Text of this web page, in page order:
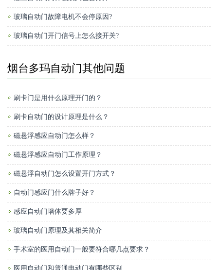
玻璃自动门故障电机不会停原因?
玻璃自动门开门信号上怎么接开关?
烟台多玛自动门其他问题
刷卡门是用什么原理开门的？
刷卡自动门的设计原理是什么？
磁悬浮感应自动门怎么样？
磁悬浮感应自动门工作原理？
磁悬浮自动门怎么设置开门方式？
自动门感应门什么牌子好？
感应自动门墙体要多厚
玻璃自动门原理及其相关简介
手术室的医用自动门一般要符合哪几点要求？
医用自动门和普通电动门有哪些区别